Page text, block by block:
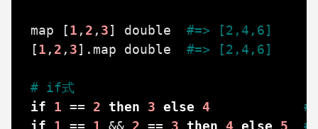
map [1 , 2 , 3] double
#=> [2,4,6]
[1 , 2 , 3]. map double #=> [2,4,6]
# if式
if
1 == 2 then 3 else 4
if
1 == 1 && 2 == 3 then 4 else 5